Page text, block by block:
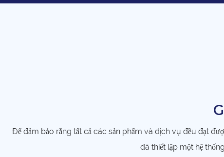
Để đảm bảo rằng tất cả các sản phẩm và dịch vụ đều đạt
đã thiết lập một hệ